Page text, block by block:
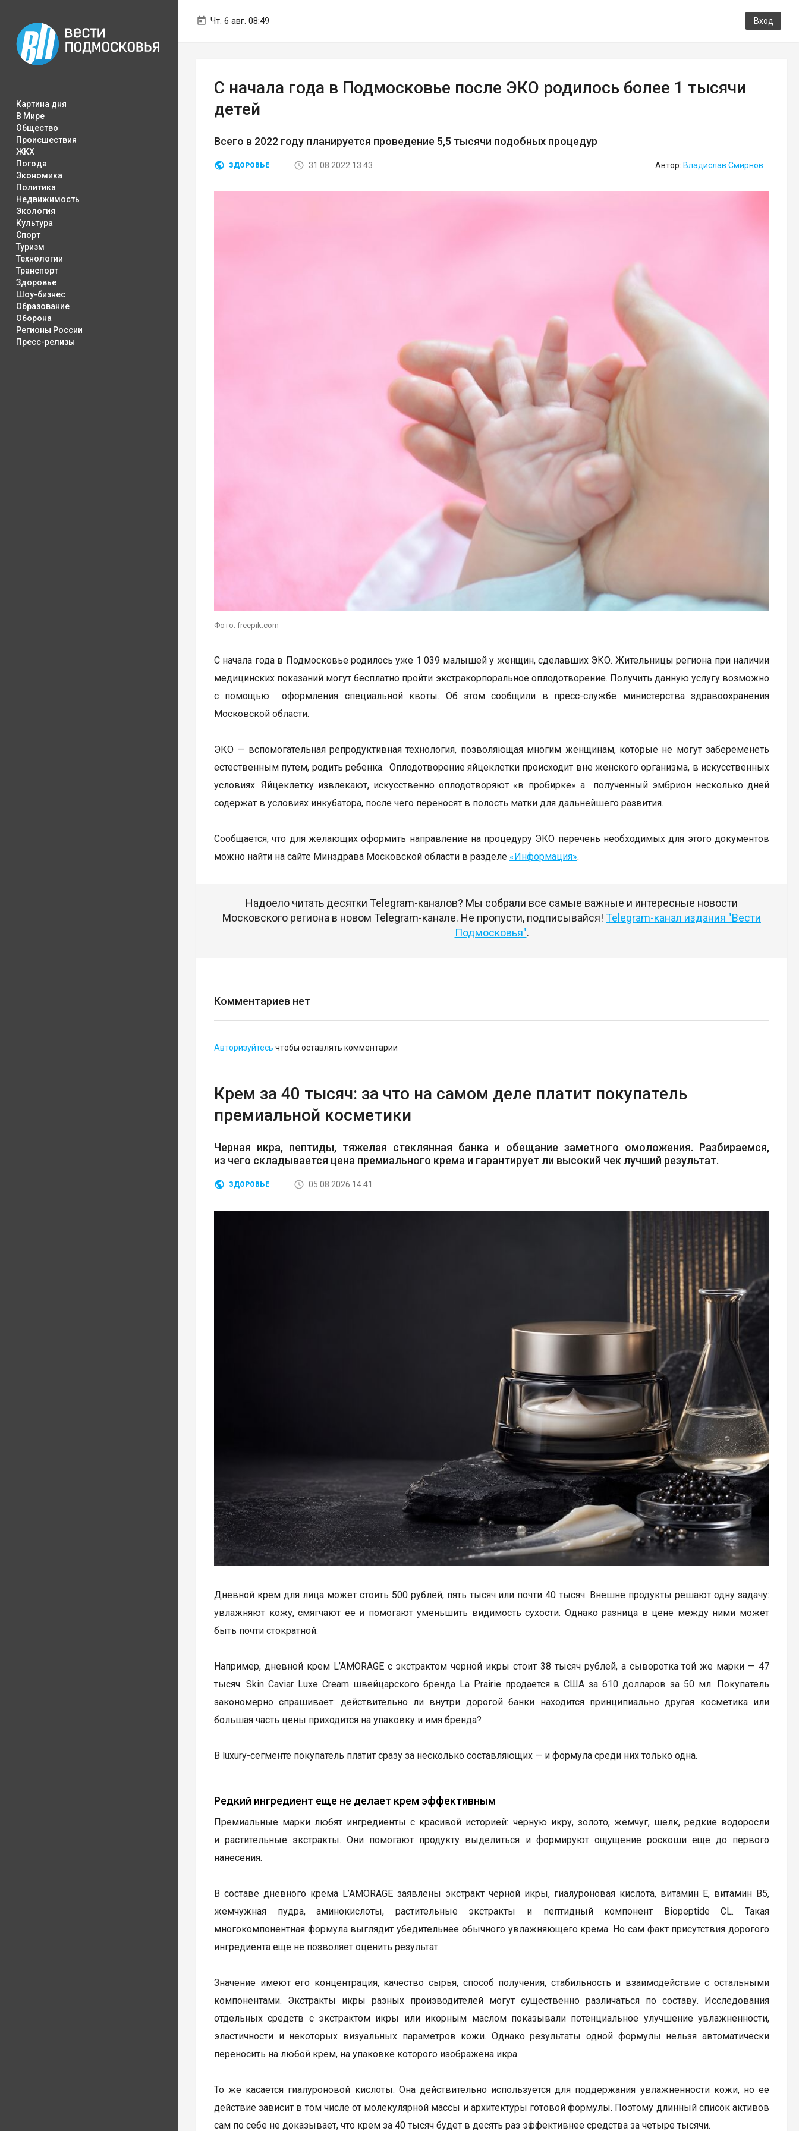
Чт. 6 авг. 08:49 Вход
Картина дня
В Мире
Общество
Происшествия
ЖКХ
Погода
Экономика
Политика
Недвижимость
Экология
Культура
Спорт
Туризм
Технологии
Транспорт
Здоровье
Шоу-бизнес
Образование
Оборона
Регионы России
Пресс-релизы
С начала года в Подмосковье после ЭКО родилось более 1 тысячи
детей
Всего в 2022 году планируется проведение 5,5 тысячи подобных процедур
ЗДОРОВЬЕ 31.08.2022 13:43 Автор: Владислав Смирнов
Фото: freepik.com
С начала года в Подмосковье родилось уже 1 039 малышей у женщин, сделавших ЭКО. Жительницы региона при наличии
медицинских показаний могут бесплатно пройти экстракорпоральное оплодотворение. Получить данную услугу возможно
с помощью оформления специальной квоты. Об этом сообщили в пресс-службе министерства здравоохранения
Московской области.
ЭКО — вспомогательная репродуктивная технология, позволяющая многим женщинам, которые не могут забеременеть
естественным путем, родить ребенка. Оплодотворение яйцеклетки происходит вне женского организма, в искусственных
условиях. Яйцеклетку извлекают, искусственно оплодотворяют «в пробирке» а полученный эмбрион несколько дней
содержат в условиях инкубатора, после чего переносят в полость матки для дальнейшего развития.
Сообщается, что для желающих оформить направление на процедуру ЭКО перечень необходимых для этого документов
можно найти на сайте Минздрава Московской области в разделе «Информация».
Надоело читать десятки Telegram-каналов? Мы собрали все самые важные и интересные новости
Московского региона в новом Telegram-канале. Не пропусти, подписывайся! Telegram-канал издания "Вести
Подмосковья".
Комментариев нет
Авторизуйтесь чтобы оставлять комментарии
Крем за 40 тысяч: за что на самом деле платит покупатель
премиальной косметики
Черная икра, пептиды, тяжелая стеклянная банка и обещание заметного омоложения. Разбираемся,
из чего складывается цена премиального крема и гарантирует ли высокий чек лучший результат.
ЗДОРОВЬЕ 05.08.2026 14:41
Дневной крем для лица может стоить 500 рублей, пять тысяч или почти 40 тысяч. Внешне продукты решают одну задачу:
увлажняют кожу, смягчают ее и помогают уменьшить видимость сухости. Однако разница в цене между ними может
быть почти стократной.
Например, дневной крем L’AMORAGE с экстрактом черной икры стоит 38 тысяч рублей, а сыворотка той же марки — 47
тысяч. Skin Caviar Luxe Cream швейцарского бренда La Prairie продается в США за 610 долларов за 50 мл. Покупатель
закономерно спрашивает: действительно ли внутри дорогой банки находится принципиально другая косметика или
большая часть цены приходится на упаковку и имя бренда?
В luxury-сегменте покупатель платит сразу за несколько составляющих — и формула среди них только одна.
Редкий ингредиент еще не делает крем эффективным
Премиальные марки любят ингредиенты с красивой историей: черную икру, золото, жемчуг, шелк, редкие водоросли
и растительные экстракты. Они помогают продукту выделиться и формируют ощущение роскоши еще до первого
нанесения.
В составе дневного крема L’AMORAGE заявлены экстракт черной икры, гиалуроновая кислота, витамин Е, витамин В5,
жемчужная пудра, аминокислоты, растительные экстракты и пептидный компонент Biopeptide CL. Такая
многокомпонентная формула выглядит убедительнее обычного увлажняющего крема. Но сам факт присутствия дорогого
ингредиента еще не позволяет оценить результат.
Значение имеют его концентрация, качество сырья, способ получения, стабильность и взаимодействие с остальными
компонентами. Экстракты икры разных производителей могут существенно различаться по составу. Исследования
отдельных средств с экстрактом икры или икорным маслом показывали потенциальное улучшение увлажненности,
эластичности и некоторых визуальных параметров кожи. Однако результаты одной формулы нельзя автоматически
переносить на любой крем, на упаковке которого изображена икра.
То же касается гиалуроновой кислоты. Она действительно используется для поддержания увлажненности кожи, но ее
действие зависит в том числе от молекулярной массы и архитектуры готовой формулы. Поэтому длинный список активов
сам по себе не доказывает, что крем за 40 тысяч будет в десять раз эффективнее средства за четыре тысячи.